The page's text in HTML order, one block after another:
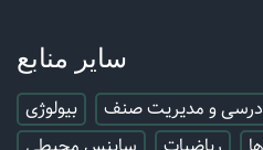
سایر منابع
درسی و مدیریت صنف
بیولوژی